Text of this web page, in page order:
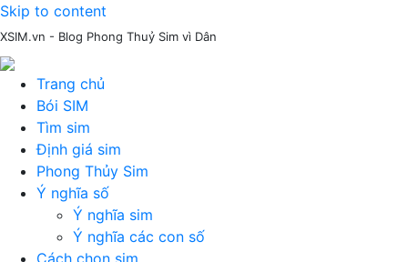
Skip to content
XSIM.vn - Blog Phong Thuỷ Sim vì Dân
Trang chủ
Bói SIM
Tìm sim
Định giá sim
Phong Thủy Sim
Ý nghĩa số
Ý nghĩa sim
Ý nghĩa các con số
Cách chọn sim